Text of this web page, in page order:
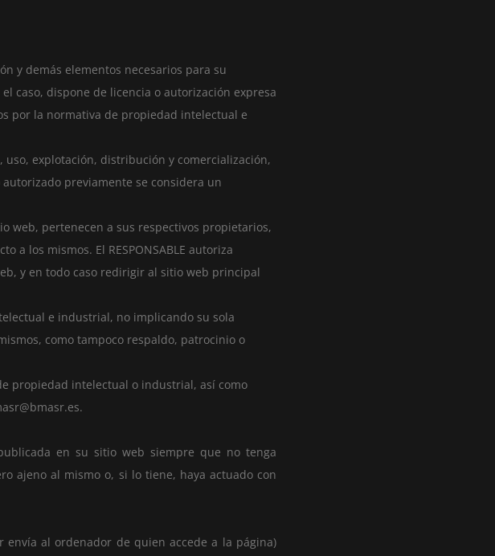
y demás elementos necesarios para su
caso, dispone de licencia o autorización expresa
por la normativa de propiedad intelectual e
explotación, distribución y comercialización,
previamente se considera un
web, pertenecen a sus respectivos propietarios,
los mismos. El RESPONSABLE autoriza
y en todo caso redirigir al sitio web principal
e industrial, no implicando su sola
como tampoco respaldo, patrocinio o
propiedad intelectual o industrial, así como
en su sitio web siempre que no tenga
ajeno al mismo o, si lo tiene, haya actuado con
al ordenador de quien accede a la página)